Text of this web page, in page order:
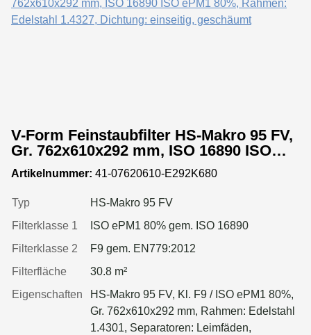
V-Form Feinstaubfilter HS-Makro 95 FV,
Gr. 762x610x292 mm, ISO 16890 ISO
ePM1 80%, Rahmen: Edelstahl 1.4327,
Dichtung: einseitig, geschäumt
Artikelnummer: 41-07620610-E292K680
Typ
HS-Makro 95 FV
Filterklasse 1
ISO ePM1 80% gem. ISO 16890
Filterklasse 2
F9 gem. EN779:2012
Filterfläche
30.8 m²
Eigenschaften
HS-Makro 95 FV, Kl. F9 / ISO ePM1 80%,
Gr. 762x610x292 mm, Rahmen: Edelstahl
1.4301, Separatoren: Leimfäden,